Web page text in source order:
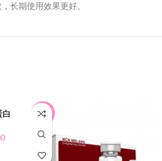
长期使用效果更好。
-21%